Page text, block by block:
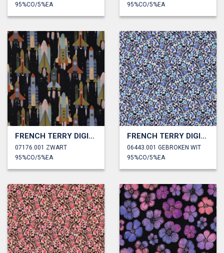
95%CO/5%EA
95%CO/5%EA
FRENCH TERRY DIGITAAL RAKETTEN
07176.001 ZWART
95%CO/5%EA
FRENCH TERRY DIGITAAL BLOEMEN
06443.001 GEBROKEN WIT
95%CO/5%EA